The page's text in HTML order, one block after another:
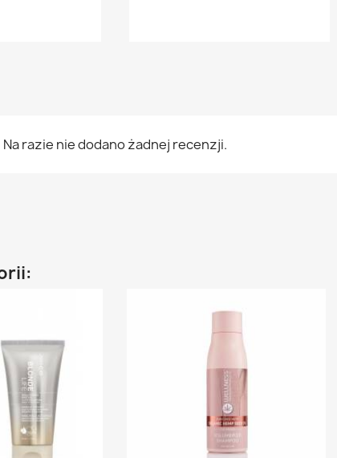
Na razie nie dodano żadnej recenzji.